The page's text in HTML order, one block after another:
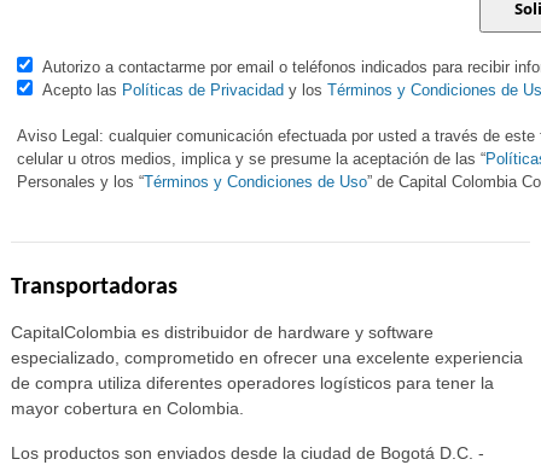
Autorizo a contactarme por email o teléfonos indicados para recibir
Acepto las Políticas de Privacidad y losTérminos y Condiciones de
Aviso Legal: cualquier comunicación efectuada por usted a través de
celular u otros medios, implica y se presume la aceptación de las “
Personales y los “Términos y Condiciones de Uso” de Capital Colombia
Transportadoras
CapitalColombia es distribuidor de hardware y software
especializado, comprometido en ofrecer una excelente experiencia
de compra utiliza diferentes operadores logísticos para tener la
mayor cobertura en Colombia.
Los productos son enviados desde la ciudad de Bogotá D.C. -